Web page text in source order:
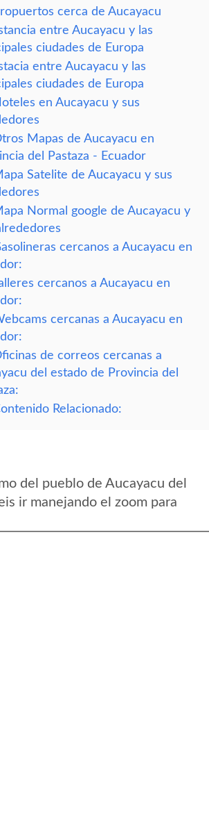
cerca de Aucayacu
entre Aucayacu y las
ciudades de Europa
entre Aucayacu y las
ciudades de Europa
en Aucayacu y sus
Mapas de Aucayacu en
del Pastaza - Ecuador
Satelite de Aucayacu y sus
Normal google de Aucayacu y
cercanos a Aucayacu en
cercanos a Aucayacu en
cercanas a Aucayacu en
de correos cercanas a
del estado de Provincia del
Relacionado:
del pueblo de Aucayacu del
ir manejando el zoom para